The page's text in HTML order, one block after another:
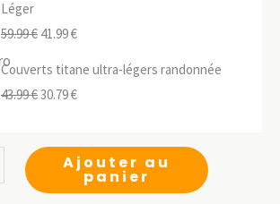
Léger
59.99€ Le
41.99€Le
Couverts titane ultra-légers randonnée
43.99€Le
initial
était :
43.99 €.
30.79€Le
actuel
est :
30.79 €.
Ajouter au
panier